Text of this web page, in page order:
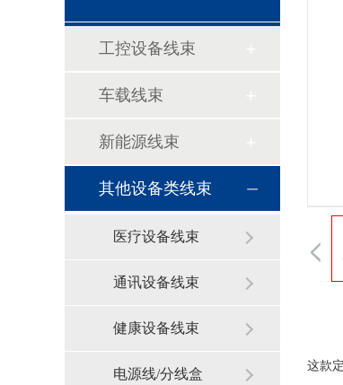
这款
工控设备线束
车载线束
新能源线束
其他设备类线束
医疗设备线束
通讯设备线束
健康设备线束
电源线/分线盒